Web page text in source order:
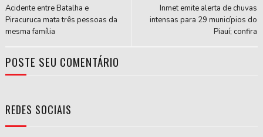
Inmet emite alerta de chuvas
intensas para 29 municípios do
Piauí; confira
Acidente entre Batalha e
Piracuruca mata três pessoas da
mesma família
POSTE SEU COMENTÁRIO
REDES SOCIAIS